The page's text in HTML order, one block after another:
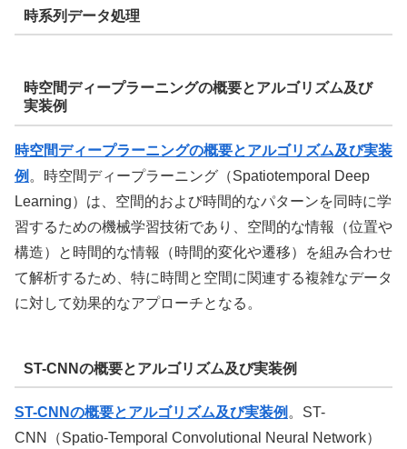
時系列データ処理
時空間ディープラーニングの概要とアルゴリズム及び
実装例
時空間ディープラーニングの概要とアルゴリズム及び実装
例 。時空間ディープラーニング（Spatiotemporal Deep
Learning）は、空間的および時間的なパターンを同時に学
習するための機械学習技術であり、空間的な情報（位置や
構造）と時間的な情報（時間的変化や遷移）を組み合わせ
て解析するため、特に時間と空間に関連する複雑なデータ
に対して効果的なアプローチとなる。
ST-CNNの概要とアルゴリズム及び実装例
ST-CNNの概要とアルゴリズム及び実装例 。ST-
CNN（Spatio-Temporal Convolutional Neural Network）